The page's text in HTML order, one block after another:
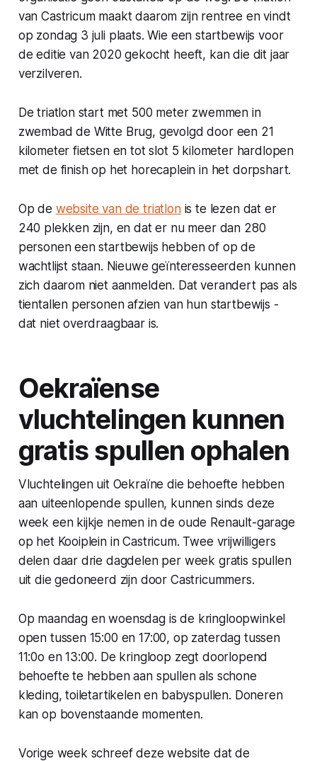
van Castricum maakt daarom zijn rentree en vindt
op zondag 3 juli plaats. Wie een startbewijs voor
de editie van 2020 gekocht heeft, kan die dit jaar
verzilveren.
De triatlon start met 500 meter zwemmen in
zwembad de Witte Brug, gevolgd door een 21
kilometer fietsen en tot slot 5 kilometer hardlopen
met de finish op het horecaplein in het dorpshart.
Op de website van de triatlonis te lezen dat er
240 plekken zijn, en dat er nu meer dan 280
personen een startbewijs hebben of op de
wachtlijst staan. Nieuwe geïnteresseerden kunnen
zich daarom niet aanmelden. Dat verandert pas als
tientallen personen afzien van hun startbewijs -
dat niet overdraagbaar is.
Oekraïense
vluchtelingen kunnen
gratis spullen ophalen
Vluchtelingen uit Oekraïne die behoefte hebben
aan uiteenlopende spullen, kunnen sinds deze
week een kijkje nemen in de oude Renault-garage
op het Kooiplein in Castricum. Twee vrijwilligers
delen daar drie dagdelen per week gratis spullen
uit die gedoneerd zijn door Castricummers.
Op maandag en woensdag is de kringloopwinkel
open tussen 15:00 en 17:00, op zaterdag tussen
11:0o en 13:00. De kringloop zegt doorlopend
behoefte te hebben aan spullen als schone
kleding, toiletartikelen en babyspullen. Doneren
kan op bovenstaande momenten.
Vorige week schreef deze website dat de